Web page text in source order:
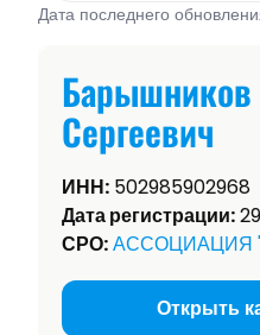
Дата последнего
Барышников
Сергеевич
ИНН: 502985902968
Дата регистрации:
СРО:АССОЦИАЦИЯ
Открыть